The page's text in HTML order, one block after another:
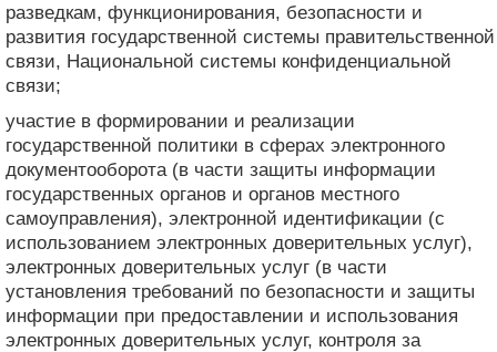
разведкам, функционирования, безопасности и
развития государственной системы правительственной
связи, Национальной системы конфиденциальной
связи;
участие в формировании и реализации
государственной политики в сферах электронного
документооборота (в части защиты информации
государственных органов и органов местного
самоуправления), электронной идентификации (с
использованием электронных доверительных услуг),
электронных доверительных услуг (в части
установления требований по безопасности и защиты
информации при предоставлении и использования
электронных доверительных услуг, контроля за